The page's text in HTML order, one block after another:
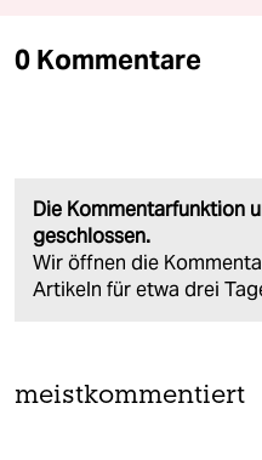
0 Kommentare
Die Kommentarfunktion
geschlossen.
Wir öffnen die
Artikeln für etwa drei
meistkommentiert